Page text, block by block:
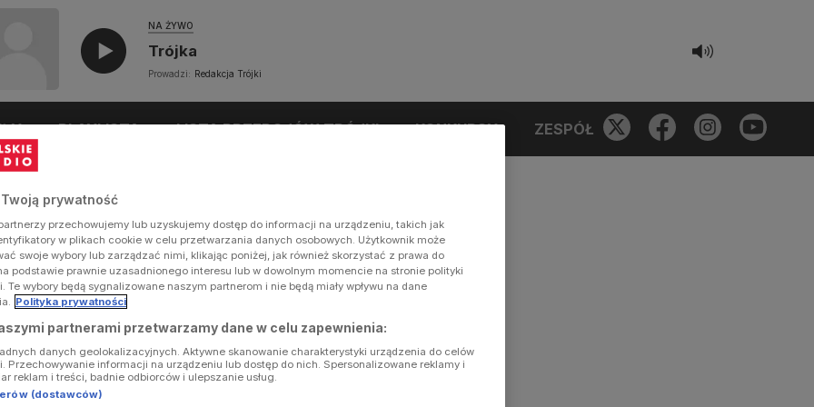
NA ŻYWO
Trójka
Prowadzi: Redakcja Trójki
PLAYLISTA LISTA PRZEBOJÓW TRÓJKI KONKURSY ZESPÓŁ
Twoją prywatność
przechowujemy lub uzyskujemy dostęp do informacji na urządzeniu, takich jak
w plikach cookie w celu przetwarzania danych osobowych. Użytkownik może
swoje wybory lub zarządzać nimi, klikając poniżej, jak również skorzystać z prawa do
podstawie prawnie uzasadnionego interesu lub w dowolnym momencie na stronie polityki
Te wybory będą sygnalizowane naszym partnerom i nie będą miały wpływu na dane
Polityka prywatności
partnerami przetwarzamy dane w celu zapewnienia:
danych geolokalizacyjnych. Aktywne skanowanie charakterystyki urządzenia do celów
Przechowywanie informacji na urządzeniu lub dostęp do nich. Spersonalizowane reklamy i
reklam i treści, badnie odbiorców i ulepszanie usług.
(dostawców)